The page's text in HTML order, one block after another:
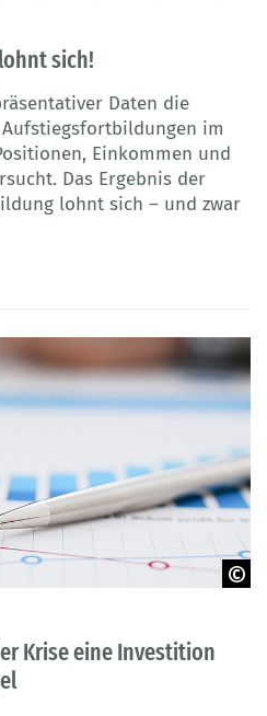
sich!
Daten die
im
Einkommen und
Das Ergebnis der
lohnt sich – und zwar
Krise eine Investition